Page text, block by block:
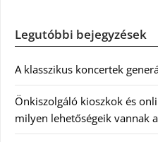
Legutóbbi bejegyzések
A klasszikus koncertek
Önkiszolgáló kioszkok és
milyen lehetőségeik vannak